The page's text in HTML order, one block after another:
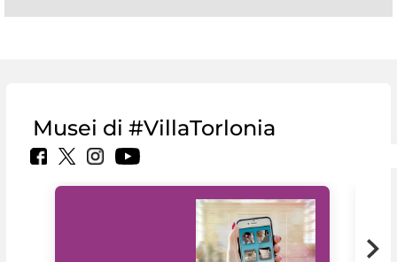
Musei di #VillaTorlonia